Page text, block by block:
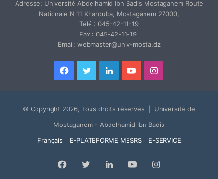
Adresse: Université Abdelhamid Ibn Badis Mostaganem Route
Nationale N 11 Kharouba, Mostaganem 27000,
Télé : 045-42-11-19
Fax : 045-42-11-19
Email: webmaster@univ-mosta.dz
Facebook
TwitterLinkedinYouTubeInstagram
© Copyright 2026, Tous droits réservés | Université de
Mostaganem - Abdelhamid ibn Badis
Français
E-PLATEFORME MESRS E-SERVICE
Facebook
TwitterLinkedinYouTubeInstagram